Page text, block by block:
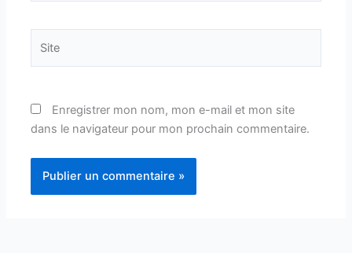
Enregistrer mon nom, mon e-mail et mon site
dans le navigateur pour mon prochain commentaire.